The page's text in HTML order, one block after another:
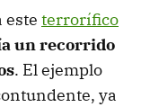
este terrorífico
un recorrido
. El ejemplo
ya